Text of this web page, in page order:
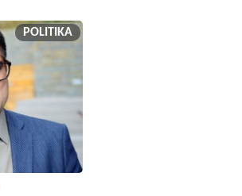
POLITIKA